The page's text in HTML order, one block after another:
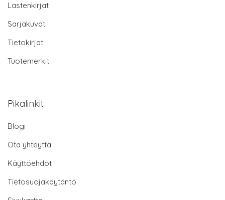
Lastenkirjat
Sarjakuvat
Tietokirjat
Tuotemerkit
Pikalinkit
Blogi
Ota yhteyttä
Käyttöehdot
Tietosuojakäytäntö